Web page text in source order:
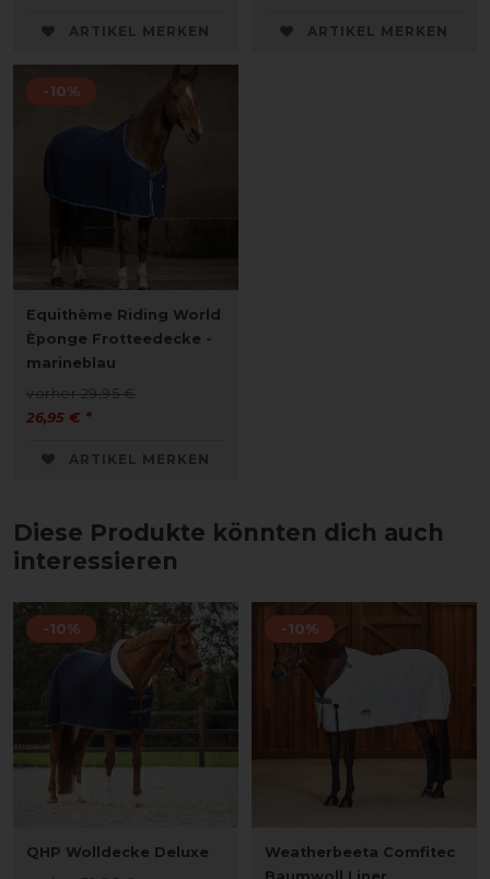
ARTIKEL MERKEN ARTIKEL MERKEN
-10%
Equithème Riding World
Èponge Frotteedecke -
marineblau
vorher 29,95 €
26,95 € *
ARTIKEL MERKEN
Diese Produkte könnten dich auch
interessieren
-10%
QHP Wolldecke Deluxe
-10%
Weatherbeeta Comfitec